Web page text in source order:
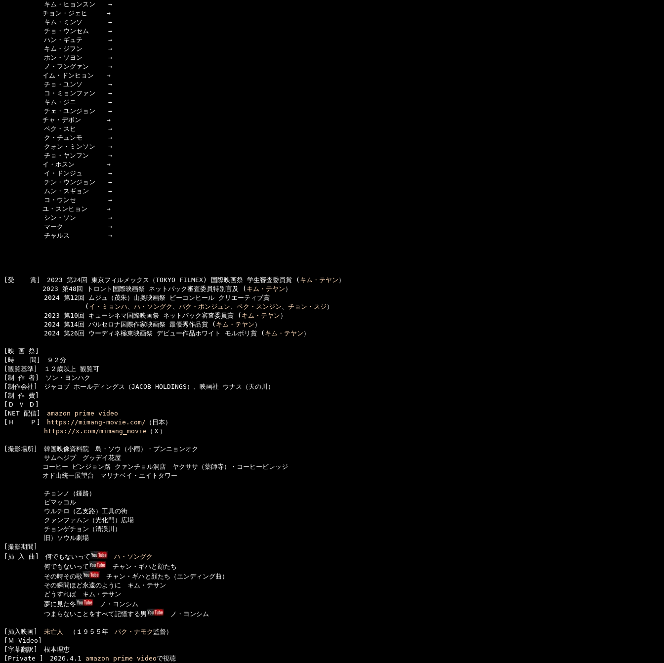
  　　　　　キム・ヒョンスン　　→
チョン・ジェヒ　　　→
  　　　　　キム・ミンソ　　　　→
  　　　　　チョ・ウンセム　　　→
  　　　　　ハン・ギュテ　　　　→
  　　　　　キム・ジフン　　　　→
  　　　　　ホン・ソヨン　　　　→
  　　　　　ノ・フングァン　　　→
イム・ドンヒョン　　→
  　　　　　チョ・ユンソ　　　　→
  　　　　　コ・ミョンファン　　→
  　　　　　キム・ジニ　　　　　→
  　　　　　チェ・ユンジョン　　→
チャ・デボン　　　　→
  　　　　　ペク・スヒ　　　　　→
  　　　　　ク・チュンモ　　　　→
  　　　　　クォン・ミンソン　　→
  　　　　　チョ・ヤンフン　　　→
イ・ホスン　　　　　→
  　　　　　イ・ドンジュ　　　　→
  　　　　　チン・ウンジョン　　→
  　　　　　ムン・スギョン　　　→
  　　　　　コ・ウンセ　　　　　→
ユ・スンヒョン　　　→
  　　　　　シン・ソン　　　　　→
  　　　　　マーク　　　　　　　→
  　　　　　チャルス　　　　　　→
[受    賞]　2023 第24回 東京フィルメックス（TOKYO FILMEX) 国際映画祭 学生審査委員賞 ( キム・テヤン ）
2023 第48回 トロント国際映画祭 ネットパック審査委員特別言及 ( キム・テヤン ）
  　　　　　2024 第12回 ムジュ（茂朱）山奥映画祭 ビーコンヒール クリエーティブ賞
( イ・ミョンハ、 ハ・ソングク 、 パク・ポンジュン、 ペク・スンジン、 チョン・スジ ）
  　　　　　2023 第10回 キューシネマ国際映画祭 ネットパック審査委員賞 (
キム・テヤン ）
  　　　　　2024 第14回 バルセロナ国際作家映画祭 最優秀作品賞 (
キム・テヤン ）
  　　　　　2024 第26回 ウーディネ極東映画祭 デビュー作品ホワイト モルボリ賞 (
キム・テヤン ）
[映 画 祭]
[時    間]　９２分
[観覧基準]　１２歳以上 観覧可
[制 作 者]　ソン・ヨンハク
[制作会社]　ジャコブ ホールディングス（JACOB HOLDINGS）、映画社 ウナス（天の川）
[制 作 費]
[Ｄ Ｖ Ｄ]
[NET 配信] amazon prime video
[Ｈ    Ｐ]
https://mimang-movie.com/ （日本）
https://x.com/mimang_movie （Ｘ）
[撮影場所]　韓国映像資料院　島・ソウ（小雨）・プンニョンオク
  　　　　　サムヘジプ　グッデイ花屋
コーヒー ピンジョン路 クァンチョル洞店　ヤクササ（薬師寺）・コーヒービレッジ
オド山統一展望台　マリナベイ・エイトタワー
  　　　　　チョンノ（鍾路）
  　　　　　ピマッコル
  　　　　　ウルチロ（乙支路）工具の街
  　　　　　クァンファムン（光化門）広場
  　　　　　チョンゲチョン（清渓川）
  　　　　　旧）ソウル劇場
[撮影期間]
[挿 入 曲]　何でもないって
ハ・ソングク
  　　　　　何でもないって
チャン・ギハと顔たち
  　　　　　その時その歌
チャン・ギハと顔たち（エンディング曲）
  　　　　　その瞬間ほど永遠のように　キム・テサン
  　　　　　どうすれば　キム・テサン
  　　　　　夢に見た冬
ノ・ヨンシム
  　　　　　つまらないことをすべて記憶する男
ノ・ヨンシム
[挿入映画] 未亡人 （１９５５年 パク・ナモク 監督）
[Ｍ-Video]
[字幕翻訳]　根本理恵
[Private ]　2026.4.1 amazon prime video